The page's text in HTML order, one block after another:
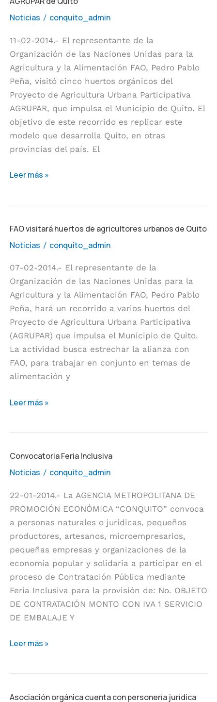
Noticias / conquito_admin
11-02-2014.- El representante de la
Organización de las Naciones Unidas para la
Agricultura y la Alimentación FAO, Pedro Pablo
Peña, visitó cinco huertos orgánicos del
Proyecto de Agricultura Urbana Participativa
AGRUPAR, que impulsa el Municipio de Quito. El
objetivo de este recorrido es replicar este
modelo que desarrolla Quito, en otras
provincias del país. El
visitó
huertos
orgánicos
del
programa
AGRUPAR
de
Quito
Leer más »
FAO visitará huertos de agricultores urbanos de Quito
Noticias / conquito_admin
07-02-2014.- El representante de la
Organización de las Naciones Unidas para la
Agricultura y la Alimentación FAO, Pedro Pablo
Peña, hará un recorrido a varios huertos del
Proyecto de Agricultura Urbana Participativa
(AGRUPAR) que impulsa el Municipio de Quito.
La actividad busca estrechar la alianza con
FAO, para trabajar en conjunto en temas de
alimentación y
FAO
visitará
de
agricultores
urbanos
de
Quito
Leer más »
Convocatoria Feria Inclusiva
Noticias / conquito_admin
22-01-2014.- La AGENCIA METROPOLITANA DE
PROMOCIÓN ECONÓMICA “CONQUITO” convoca
a personas naturales o jurídicas, pequeños
productores, artesanos, microempresarios,
pequeñas empresas y organizaciones de la
economía popular y solidaria a participar en el
proceso de Contratación Pública mediante
Feria Inclusiva para la provisión de: No. OBJETO
DE CONTRATACIÓN MONTO CON IVA 1 SERVICIO
DE EMBALAJE Y
Convocatoria
Feria
Leer más »
Asociación orgánica cuenta con personería jurídica
Asociación